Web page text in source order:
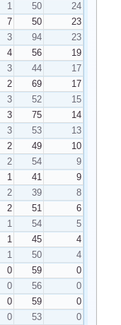
1 50
24
7 50
23
3 94
23
4 56
19
3 44
17
2 69
17
3 52
15
3 75
14
3 53
13
2 49
10
2 54
9
1 41
9
2 39
8
2 51
6
1 54
5
1 45
4
1 50
4
0 59
0
0 56
0
0 59
0
0 53
0